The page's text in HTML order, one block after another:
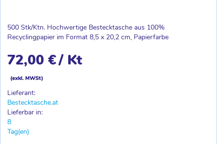
500 Stk/Ktn. Hochwertige Bestecktasche aus 100%
Recyclingpapier im Format 8,5 x 20,2 cm, Papierfarbe
72,00 €/ Kt
(exkl. MWSt)
Lieferant:
Bestecktasche.at
Lieferbar in:
8
Tag(en)